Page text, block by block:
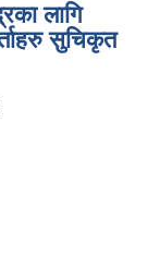
लागि
सुचिकृत